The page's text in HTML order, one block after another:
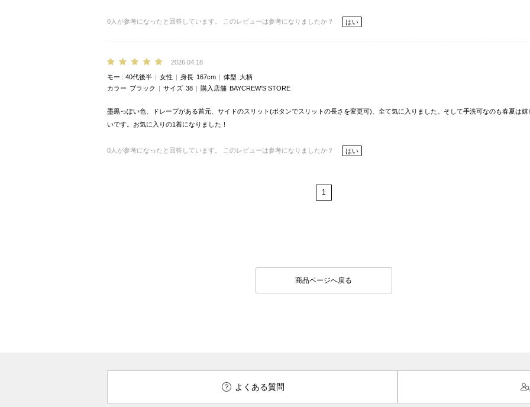
0 人が参考になったと回答しています。 このレビューは参考になりましたか？ はい
2026.04.18
モー 40代後半 女性 身長 167cm 体型 大柄
カラー ブラック サイズ 38 購入店舗 BAYCREW’S STORE
墨黒っぽい色、ドレープがある首元、サイドのスリット(ボタンでスリットの長さを変更可)、全て気に入りました。そして手洗可なのも春夏は嬉
いです。お気に入りの1着になりました！
0 人が参考になったと回答しています。 このレビューは参考になりましたか？ はい
1
商品ページへ戻る
よくある質問